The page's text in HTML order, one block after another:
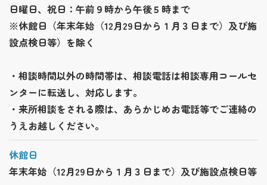
日曜日、祝日：午前９時から午後５時まで
※休館日（年末年始（12月29日から１月３日まで）及び施
設点検日等）を除く
・相談時間以外の時間帯は、相談電話は相談専用コールセ
ンターに転送し、対応します。
・来所相談をされる際は、あらかじめお電話等でご連絡の
うえお越しください。
休館日
年末年始（12月29日から１月３日まで）及び施設点検日等